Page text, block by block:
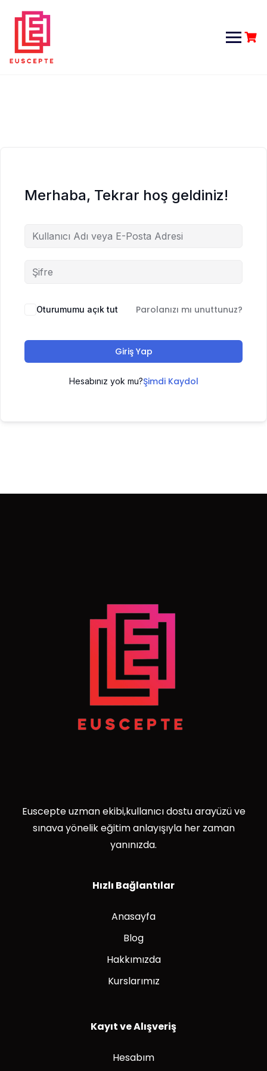
content
Merhaba, Tekrar hoş geldiniz!
Oturumumu açık tut Parolanızı mı unuttunuz?
Giriş Yap
Hesabınız yok mu?Şimdi Kaydol
Euscepte uzman ekibi,kullanıcı dostu arayüzü ve
sınava yönelik eğitim anlayışıyla her zaman
yanınızda.
Hızlı Bağlantılar
Anasayfa
Blog
Hakkımızda
Kurslarımız
Kayıt ve Alışveriş
Hesabım